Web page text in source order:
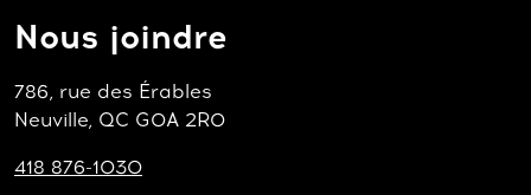
Nous joindre
786, rue des Érables
Neuville, QC G0A 2R0
418 876-1030